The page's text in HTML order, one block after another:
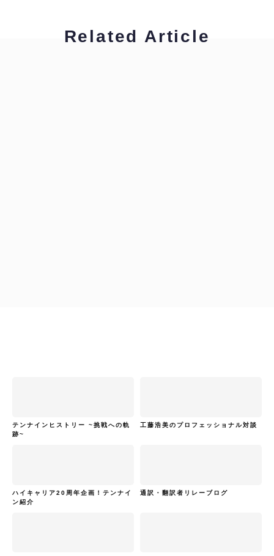
Related Article
テンナインヒストリー ~挑戦への軌
跡~
工藤浩美のプロフェッショナル対談
ハイキャリア20周年企画！テンナイ
ン紹介
通訳・翻訳者リレーブログ